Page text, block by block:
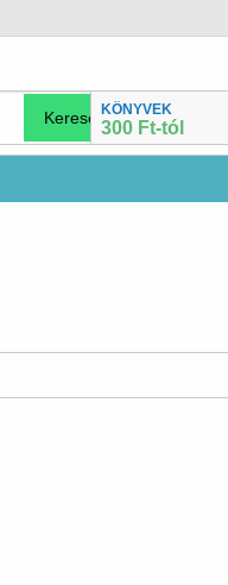
KÖNYVEK
300 Ft-tól